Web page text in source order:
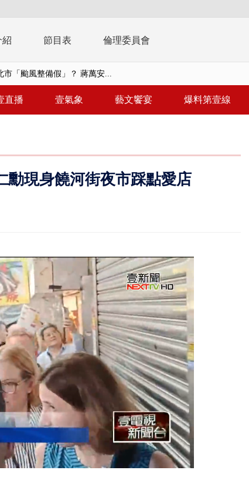
紹 節目表 倫理委員會
市「颱風整備假」？ 蔣萬安...
律師涉龐大洗錢鏈 通緝港...
個資！ 網軍洩密中共遭起訴...
石車為閃避悚撞4車釀3傷
直播 壹氣象 藝文饗宴 爆料第壹線
勳現身饒河街夜市踩點愛店